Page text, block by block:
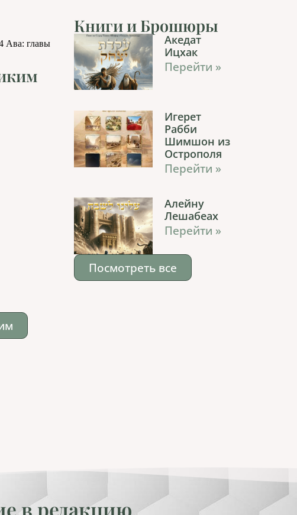
Ава: главы
Книги и Брошюры
Акедат
Ицхак
Перейти »
Игерет
Рабби
Шимшон из
Острополя
Перейти »
Алейну
Лешабеах
Перейти »
Посмотреть все
в редакцию